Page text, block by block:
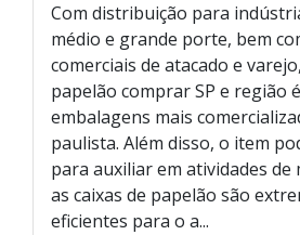
Com distribuição para
médio e grande porte, bem
comerciais de atacado e
papelão comprar SP e região
embalagens mais
paulista. Além disso, o item
para auxiliar em atividades de
as caixas de papelão são
eficientes para o a...